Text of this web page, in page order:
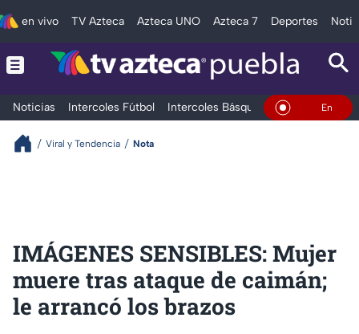
en vivo TV Azteca Azteca UNO Azteca 7 Deportes
Noticias Intercoles Fútbol Intercoles Básquetbol Deportes
En Vivo
Viral y Tendencia Nota
IMÁGENES SENSIBLES: Mujer
muere tras ataque de caimán;
le arrancó los brazos